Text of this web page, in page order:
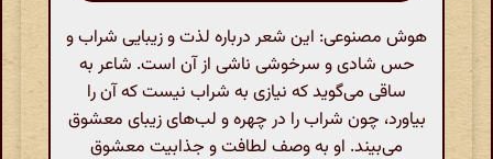
هوش مصنوعی: این شعر درباره لذت و زیبایی شراب و
حس شادی و سرخوشی ناشی از آن است. شاعر به
ساقی می‌گوید که نیازی به شراب نیست که آن را
بیاورد، چون شراب را در چهره و لب‌های زیبای معشوق
می‌بیند. او به وصف لطافت و جذابیت معشوق